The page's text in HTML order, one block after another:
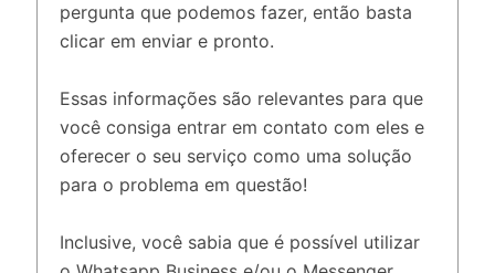
pergunta que podemos fazer, então basta
clicar em enviar e pronto.
Essas informações são relevantes para que
você consiga entrar em contato com eles e
oferecer o seu serviço como uma solução
para o problema em questão!
Inclusive, você sabia que é possível utilizar